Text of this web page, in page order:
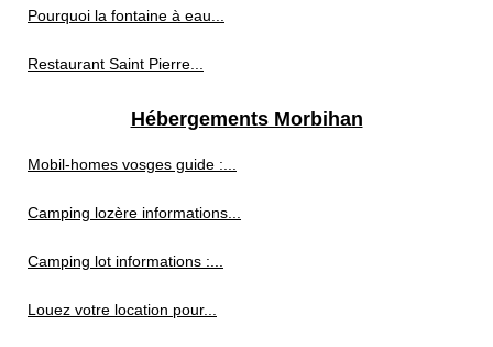
Pourquoi la fontaine à eau...
Restaurant Saint Pierre...
Hébergements Morbihan
Mobil-homes vosges guide :...
Camping lozère informations...
Camping lot informations :...
Louez votre location pour...